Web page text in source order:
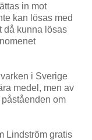
in mot
kan lösas med
då kunna lösas
i Sverige
medel, men av
om
Lindström gratis